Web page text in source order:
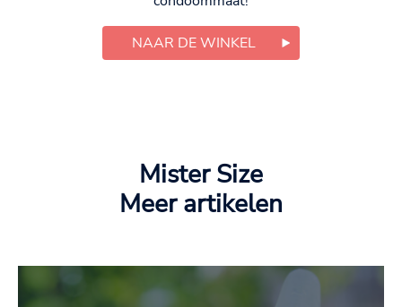
NAAR DE WINKEL
Mister Size
Meer artikelen